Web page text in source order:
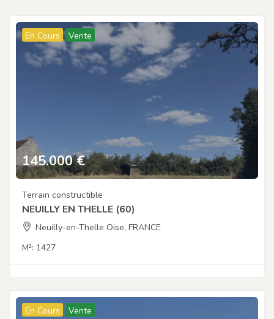
En Cours Vente
145.000 €
Terrain constructible
NEUILLY EN THELLE (60)
Neuilly-en-Thelle Oise, FRANCE
M²: 1427
En Cours Vente